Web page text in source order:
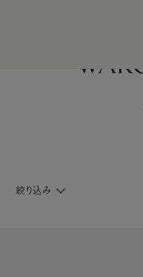
【会員様限定】
絞り込み